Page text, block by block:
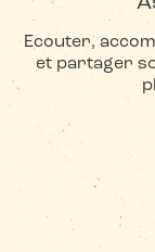
Ecouter,
et partager